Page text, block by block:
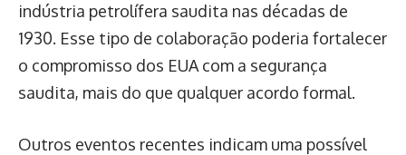
indústria petrolífera saudita nas décadas de
1930. Esse tipo de colaboração poderia fortalecer
o compromisso dos EUA com a segurança
saudita, mais do que qualquer acordo formal.
Outros eventos recentes indicam uma possível